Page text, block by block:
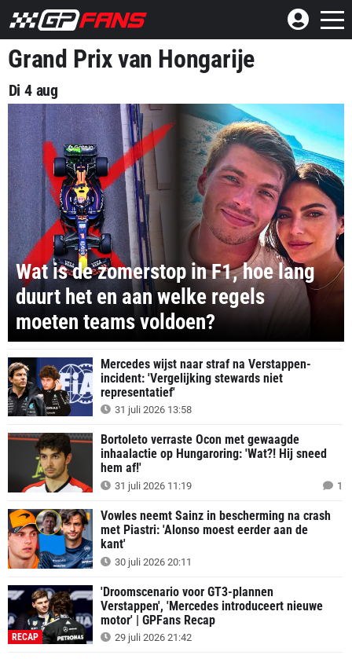
Grand Prix van Hongarije
Di 4 aug
Wat is de zomerstop in F1, hoe lang
duurt het en aan welke regels
moeten teams voldoen?
Mercedes wijst naar straf na Verstappen-
incident: 'Vergelijking stewards niet
representatief'
31 juli 2026 13:58
Bortoleto verraste Ocon met gewaagde
inhaalactie op Hungaroring: 'Wat?! Hij sneed
hem af!'
31 juli 2026 11:19 1
Vowles neemt Sainz in bescherming na crash
met Piastri: 'Alonso moest eerder aan de
kant'
30 juli 2026 20:11
RECAP
'Droomscenario voor GT3-plannen
Verstappen', 'Mercedes introduceert nieuwe
motor' | GPFans Recap
29 juli 2026 21:42